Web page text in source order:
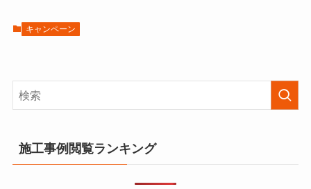
キャンペーン
施工事例閲覧ランキング